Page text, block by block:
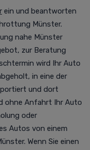
ein und beantworten
Münster.
nahe Münster
zur Beratung
wird Ihr Auto
in eine der
und dort
ohne Anfahrt Ihr Auto
oder
Autos von einem
Wenn Sie einen